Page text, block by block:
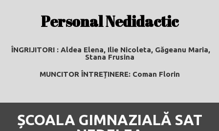
Personal Nedidactic
ÎNGRIJITORI : Aldea Elena, Ilie Nicoleta, Găgeanu Maria,
Stana Frusina
MUNCITOR ÎNTREȚINERE: Coman Florin
ȘCOALA GIMNAZIALĂ SAT